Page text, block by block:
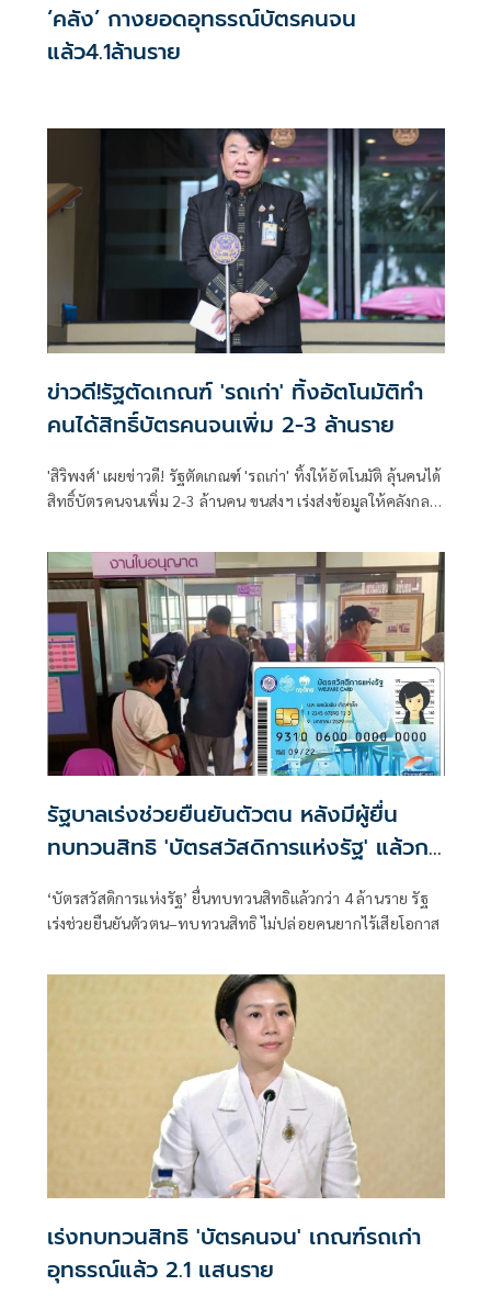
‘คลัง’ กางยอดอุทธรณ์บัตรคนจน
แล้ว4.1ล้านราย
ข่าวดี!รัฐตัดเกณฑ์ 'รถเก่า' ทิ้งอัตโนมัติทำ
คนได้สิทธิ์บัตรคนจนเพิ่ม 2-3 ล้านราย
'สิริพงศ์' เผยข่าวดี! รัฐตัดเกณฑ์ 'รถเก่า' ทิ้งให้อัตโนมัติ ลุ้นคนได้
สิทธิ์บัตรคนจนเพิ่ม 2-3 ล้านคน ขนส่งฯ เร่งส่งข้อมูลให้คลังกลาง
รัฐบาลเร่งช่วยยืนยันตัวตน หลังมีผู้ยื่น
ทบทวนสิทธิ 'บัตรสวัสดิการแห่งรัฐ' แล้วก
‘บัตรสวัสดิการแห่งรัฐ’ ยื่นทบทวนสิทธิแล้วกว่า 4 ล้านราย รัฐ
เร่งช่วยยืนยันตัวตน–ทบทวนสิทธิ ไม่ปล่อยคนยากไร้เสียโอกาส
เร่งทบทวนสิทธิ 'บัตรคนจน' เกณฑ์รถเก่า
อุทธรณ์แล้ว 2.1 แสนราย